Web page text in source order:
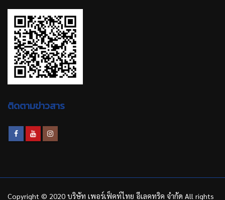
ติดตามข่าวสาร
Copyright © 2020 บริษัท เพอร์เฟ็คท์ไทย อีเลคทริค จำกัด All rights